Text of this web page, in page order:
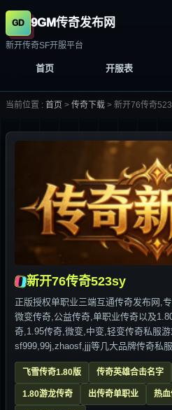
9GM传奇发布网
新开传奇SF开服平台
首页 开服表
当前位置 : 首页 > 传奇下载 > 新开76传奇
新开76传奇523sy
正版授权单职业三端互通传奇发布网,
微变传奇,公益传奇,单职业传奇以及
奇,1.95传奇,微变,中变,轻变传奇私服
sf999,99j,zhaosf,jjj等几大品牌传奇私
飞雪传奇1.80版 传奇英雄合击名字
1.80游龙传奇 出传奇单职业 热